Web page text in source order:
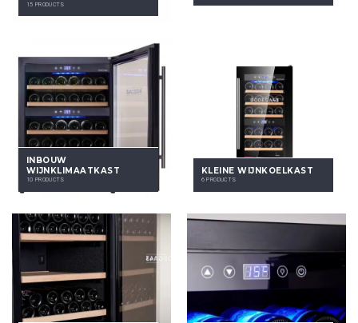
15 PRODUCTS
INBOUW
WIJNKLIMAATKAST
10 PRODUCTS
KLEINE WIJNKOELKAST
6 PRODUCTS